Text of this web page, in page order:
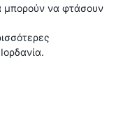
μπορούν να φτάσουν